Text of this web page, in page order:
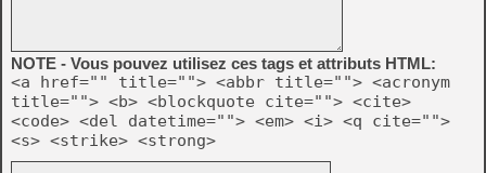
NOTE - Vous pouvez utilisez ces tags et attributs HTML:
<a href="" title=""> <abbr title=""> <acronym
title=""> <b> <blockquote cite=""> <cite>
<code> <del datetime=""> <em> <i> <q cite="">
<s> <strike> <strong>